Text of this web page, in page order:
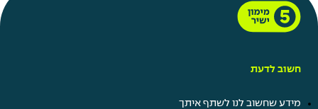
חשוב לדעת
מידע שחשוב לנו לשתף איתך